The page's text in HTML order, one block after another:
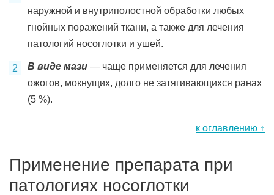
наружной и внутриполостной обработки любых
гнойных поражений ткани, а также для лечения
патологий носоглотки и ушей.
В виде мази — чаще применяется для лечения
ожогов, мокнущих, долго не затягивающихся ранах
(5 %).
к оглавлению ↑
Применение препарата при
патологиях носоглотки